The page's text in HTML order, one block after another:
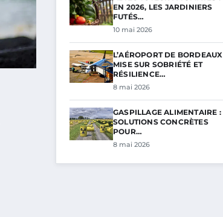
EN 2026, LES JARDINIERS
FUTÉS…
10 mai 2026
L’AÉROPORT DE BORDEAUX
MISE SUR SOBRIÉTÉ ET
RÉSILIENCE…
8 mai 2026
GASPILLAGE ALIMENTAIRE :
SOLUTIONS CONCRÈTES
POUR…
8 mai 2026